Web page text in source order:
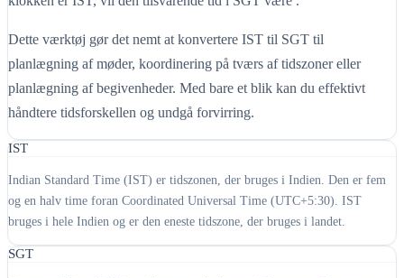
Dette værktøj gør det nemt at konvertere IST til SGT til
planlægning af møder, koordinering på tværs af tidszoner eller
planlægning af begivenheder. Med bare et blik kan du effektivt
håndtere tidsforskellen og undgå forvirring.
IST
Indian Standard Time (IST) er tidszonen, der bruges i Indien. Den er fem
og en halv time foran Coordinated Universal Time (UTC+5:30). IST
bruges i hele Indien og er den eneste tidszone, der bruges i landet.
SGT